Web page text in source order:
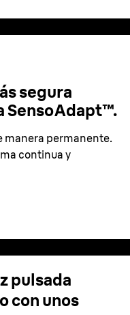
segura
SensoAdapt™.
manera permanente.
continua y
pulsada
con unos